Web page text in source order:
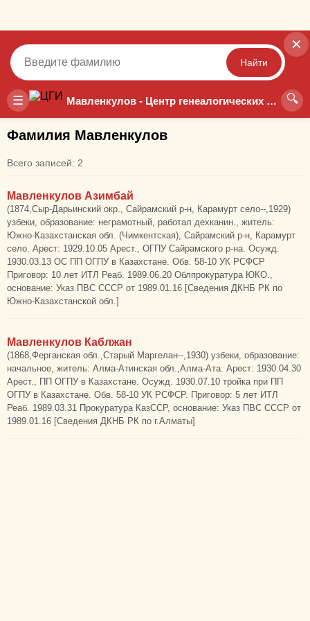
☰ Мавленкулов - Центр генеалогических исследований 🔍
✕
Найти
Точный Неточный
Фамилия Мавленкулов
Всего записей: 2
Мавленкулов Азимбай
(1874,Сыр-Дарьинский окр., Сайрамский р-н, Карамурт село--,1929)
узбеки, образование: неграмотный, работал дехканин., житель:
Южно-Казахстанская обл. (Чимкентская), Сайрамский р-н, Карамурт
село. Арест: 1929.10.05 Арест., ОГПУ Сайрамского р-на. Осужд.
1930.03.13 ОС ПП ОГПУ в Казахстане. Обв. 58-10 УК РСФСР
Приговор: 10 лет ИТЛ Реаб. 1989.06.20 Облпрокуратура ЮКО.,
основание: Указ ПВС СССР от 1989.01.16 [Сведения ДКНБ РК по
Южно-Казахстанской обл.]
Мавленкулов Каблжан
(1868,Ферганская обл.,Старый Маргелан--,1930) узбеки, образование:
начальное, житель: Алма-Атинская обл.,Алма-Ата. Арест: 1930.04.30
Арест., ПП ОГПУ в Казахстане. Осужд. 1930.07.10 тройка при ПП
ОГПУ в Казахстане. Обв. 58-10 УК РСФСР. Приговор: 5 лет ИТЛ
Реаб. 1989.03.31 Прокуратура КазССР, основание: Указ ПВС СССР от
1989.01.16 [Сведения ДКНБ РК по г.Алматы]